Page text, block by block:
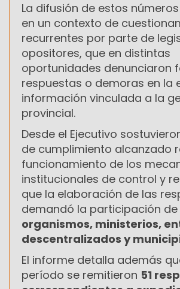
La difusión de estos
en un contexto de
recurrentes por parte de
opositores, que en distintas
oportunidades denunciaron
respuestas o demoras en la
información vinculada a la
provincial.
Desde el Ejecutivo
de cumplimiento alcanzado
funcionamiento de los
institucionales de control y
que la elaboración de las
demandó la participación de
organismos, ministerios,
descentralizados y
El informe detalla además
período se remitieron 51